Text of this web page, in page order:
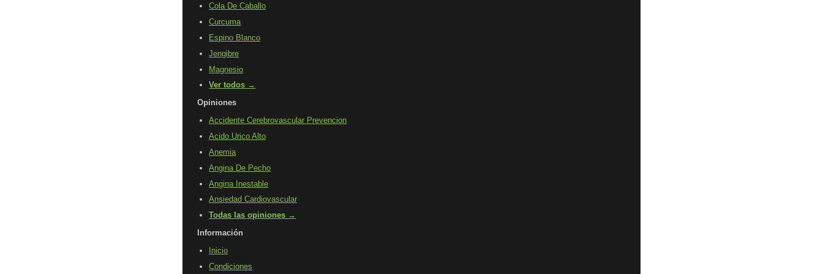
Cola De Caballo
Curcuma
Espino Blanco
Jengibre
Magnesio
Ver todos →
Opiniones
Accidente Cerebrovascular Prevencion
Acido Urico Alto
Anemia
Angina De Pecho
Angina Inestable
Ansiedad Cardiovascular
Todas las opiniones →
Información
Inicio
Condiciones